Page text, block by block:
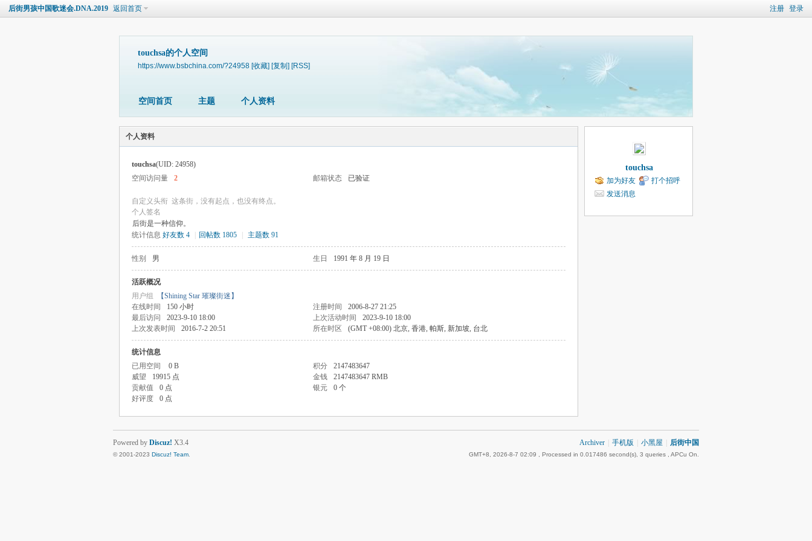
注册 登录
后街男孩中国歌迷会.DNA.2019 返回首页
touchsa的个人空间
https://www.bsbchina.com/?24958 [收藏] [复制] [RSS]
空间首页 主题 个人资料
个人资料
touchsa(UID: 24958)
空间访问量
2 邮箱状态 已验证
自定义头衔 这条街，没有起点，也没有终点。
个人签名
后街是一种信仰。
统计信息 好友数 4 回帖数 1805 主题数 91
性别 男 生日 1991 年 8 月 19 日
活跃概况
用户组
【Shining Star 璀璨街迷】
在线时间
150 小时 注册时间
2006-8-27 21:25
最后访问
2023-9-10 18:00 上次活动时间
2023-9-10 18:00
上次发表时间
2016-7-2 20:51 所在时区 (GMT +08:00) 北京, 香港, 帕斯, 新加坡, 台北
统计信息
已用空间
0 B 积分
2147483647
威望
19915 点 金钱
2147483647 RMB
贡献值
0 点 银元
0 个
好评度
0 点
touchsa
加为好友
打个招呼
发送消息
Archiver 手机版 小黑屋 后街中国
GMT+8, 2026-8-7 02:09 , Processed in 0.017486 second(s), 3 queries , APCu On.
Powered by Discuz! X3.4
© 2001-2023 Discuz! Team